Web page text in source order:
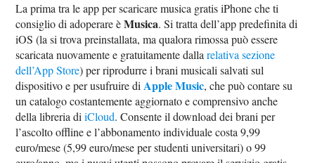
La prima tra le app per scaricare musica gratis iPhone che ti
consiglio di adoperare èMusica. Si tratta dell’app predefinita di
iOS (la si trova preinstallata, ma qualora rimossa può essere
scaricata nuovamente e gratuitamente dallarelativa sezione
dell’App Store) per riprodurre i brani musicali salvati sul
dispositivo e per usufruire diApple Music, che può contare su
un catalogo costantemente aggiornato e comprensivo anche
della libreria diiCloud. Consente il download dei brani per
l’ascolto offline e l’abbonamento individuale costa 9,99
euro/mese (5,99 euro/mese per studenti universitari) o 99